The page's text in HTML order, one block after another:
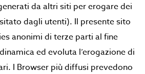
da altri siti per erogare dei
dagli utenti). Il presente sito
anonimi di terze parti al fine
ed evoluta l’erogazione di
I Browser più diffusi prevedono